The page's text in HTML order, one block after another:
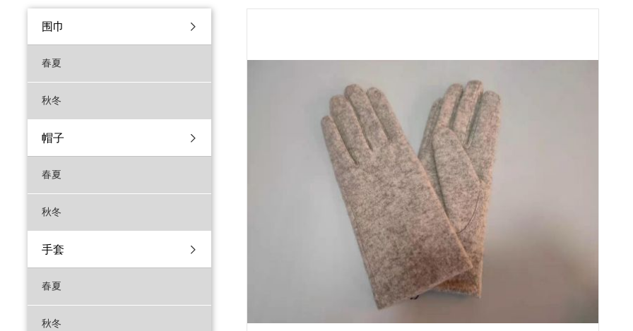
围巾
春夏
秋冬
帽子
春夏
秋冬
手套
春夏
秋冬